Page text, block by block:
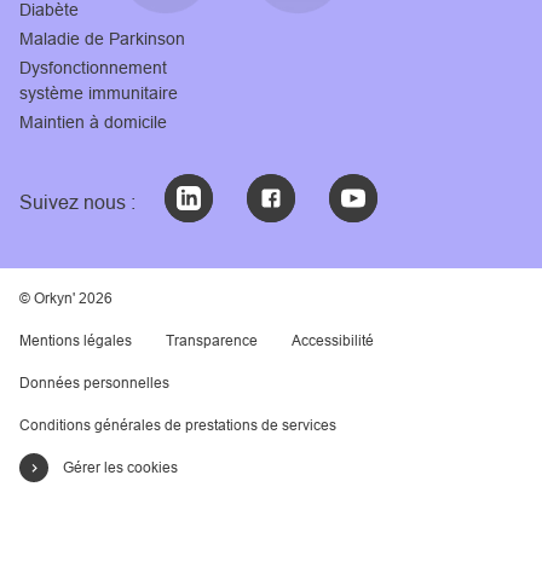
Diabète
Maladie de Parkinson
Dysfonctionnement
système immunitaire
Maintien à domicile
Suivez nous :
© Orkyn' 2026
Mentions légales Transparence Accessibilité
Données personnelles
Conditions générales de prestations de services
Gérer les cookies